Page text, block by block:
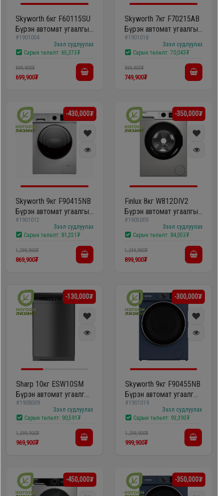
Гал
тогоо
Гэр
ахуйн
цахилгаан
бараа
Угаалгын
машин
Зөөврийн
компьютер
Шарах
шүүгээ
Эйр
кондишн
Гэр ахуйн
цахилгаан
бараа
Угаалгын
Зөөврийн
компьютер
Хөргөгч,
Плитк,
Шарах
Тавилга
кондишн
Apple
Samsung
Mi
Skyworth 6кг F60115SU
Бүрэн автомат угаалгын
машин
#1901004
Зээл судлуулах
Сарын төлөлт: 65,373₮
899,900₮
699,900₮
Skyworth 7кг F70215AB
Бүрэн автомат угаалгын
машин
#1901018
Зээл судлуулах
Сарын төлөлт: 70,043₮
899,900₮
749,900₮
-430,000₮
Skyworth 9кг F90415NB
Бүрэн автомат угаалгын
машин
#1901012
Зээл судлуулах
Сарын төлөлт: 81,251₮
1,299,900₮
869,900₮
-350,000₮
Finlux 8кг W812DIV2
Бүрэн автомат угаалгын
машин
#1905009
Зээл судлуулах
Сарын төлөлт: 84,053₮
1,249,900₮
899,900₮
-130,000₮
Sharp 10кг ESW10SM
Бүрэн автомат угаалгын
машин
#1908009
Зээл судлуулах
Сарын төлөлт: 90,591₮
1,099,900₮
969,900₮
-300,000₮
Skyworth 9кг F90455NB
Бүрэн автомат угаалгын
машин
#1901019
Зээл судлуулах
Сарын төлөлт: 93,393₮
1,299,900₮
999,900₮
-450,000₮ -350,000₮